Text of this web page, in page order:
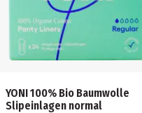
YONI 100% Bio Baumwolle
Slipeinlagen normal